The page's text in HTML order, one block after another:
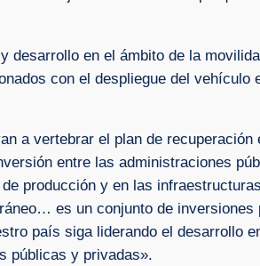
en el ámbito de la
con el despliegue del vehículo
a vertebrar el plan de recuperación
entre las administraciones
producción y en las
es un conjunto de inversiones
país siga liderando el desarrollo
públicas y privadas».